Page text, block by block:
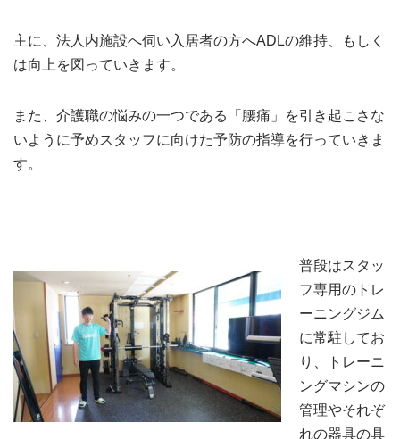
主に、法人内施設へ伺い入居者の方へADLの維持、もしく
は向上を図っていきます。
また、介護職の悩みの一つである「腰痛」を引き起こさな
いように予めスタッフに向けた予防の指導を行っていきま
す。
普段はスタッ
フ専用のトレ
ーニングジム
に常駐してお
り、トレーニ
ングマシンの
管理やそれぞ
れの器具の具